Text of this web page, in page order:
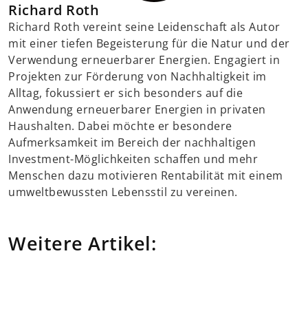
Richard Roth
Richard Roth vereint seine Leidenschaft als Autor
mit einer tiefen Begeisterung für die Natur und der
Verwendung erneuerbarer Energien. Engagiert in
Projekten zur Förderung von Nachhaltigkeit im
Alltag, fokussiert er sich besonders auf die
Anwendung erneuerbarer Energien in privaten
Haushalten. Dabei möchte er besondere
Aufmerksamkeit im Bereich der nachhaltigen
Investment-Möglichkeiten schaffen und mehr
Menschen dazu motivieren Rentabilität mit einem
umweltbewussten Lebensstil zu vereinen.
Weitere Artikel: